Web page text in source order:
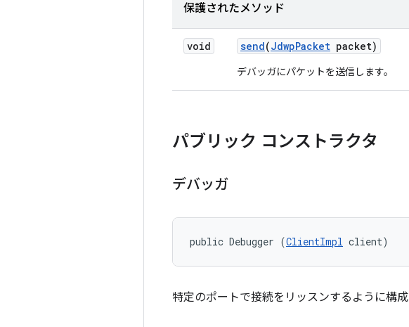
保護されたメソッド
void send(JdwpPacket packet)
デバッガにパケットを送信します。
パブリック コンストラクタ
デバッガ
public Debugger (ClientImpl client)
特定のポートで接続をリッスンするように構